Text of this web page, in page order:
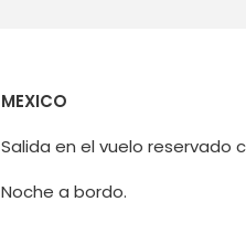
MEXICO
Salida en el vuelo reservado
Noche a bordo.